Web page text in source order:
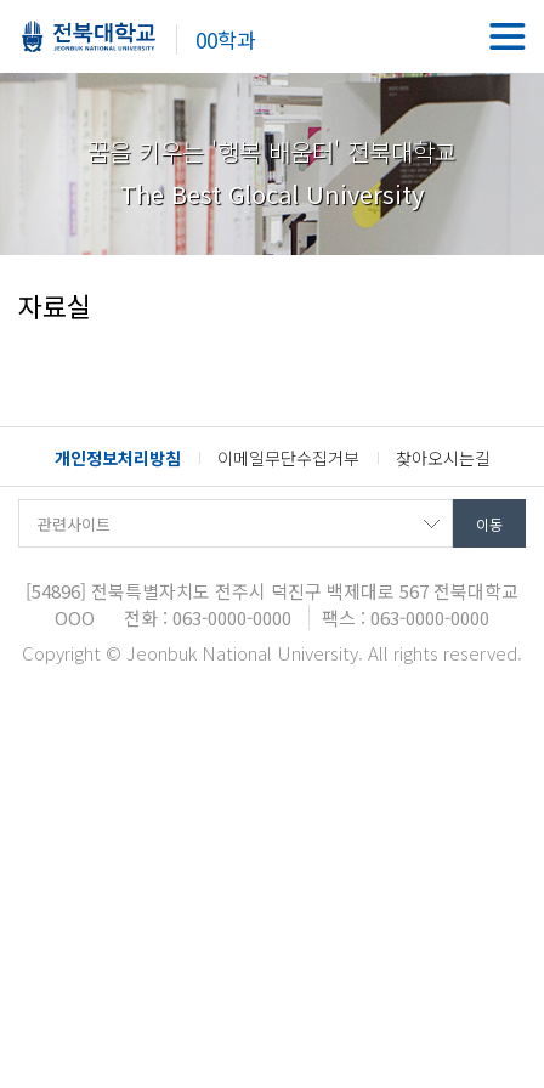
00학과
꿈을 키우는 '행복 배움터' 전북대학교
The Best Glocal University
자료실
개인정보처리방침 이메일무단수집거부 찾아오시는길
[54896] 전북특별자치도 전주시 덕진구 백제대로 567 전북대학교
OOO
전화 : 063-0000-0000
팩스 : 063-0000-0000
Copyright © Jeonbuk National University. All rights reserved.